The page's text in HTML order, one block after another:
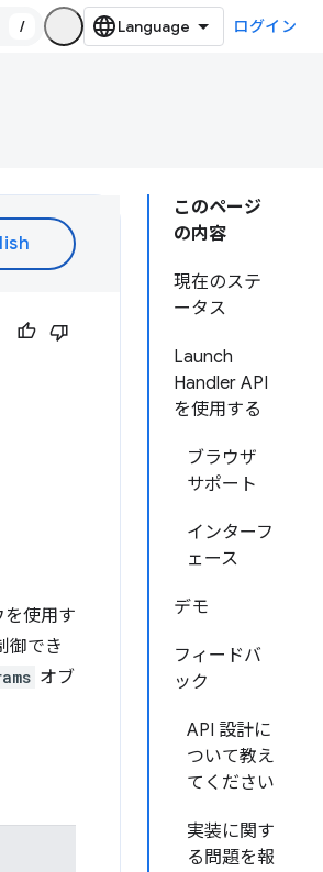
/ ログイン
このページ
の内容
現在のステ
ータス
Launch
Handler API
を使用する
ブラウザ
サポート
インターフ
ェース
デモ
フィードバ
ック
API 設計に
ついて教え
てください
実装に関す
る問題を報
使用す
御でき
オブ